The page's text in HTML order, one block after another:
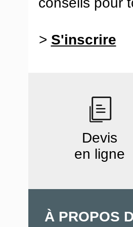
> S'inscrire
Devis
en ligne
À PROPOS